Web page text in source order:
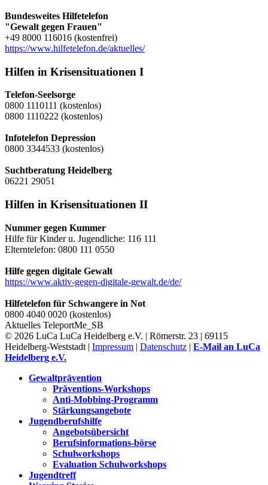
Bundesweites Hilfetelefon
"Gewalt gegen Frauen"
+49 8000 116016 (kostenfrei)
https://www.hilfetelefon.de/aktuelles/
Hilfen in Krisensituationen I
Telefon-Seelsorge
0800 1110111 (kostenlos)
0800 1110222 (kostenlos)
Infotelefon Depression
0800 3344533 (kostenlos)
Suchtberatung Heidelberg
06221 29051
Hilfen in Krisensituationen II
Nummer gegen Kummer
Hilfe für Kinder u. Jugendliche: 116 111
Elterntelefon: 0800 111 0550
Hilfe gegen digitale Gewalt
https://www.aktiv-gegen-digitale-gewalt.de/de/
Hilfetelefon für Schwangere in Not
0800 4040 0020 (kostenlos)
Aktuelles TeleportMe_SB
© 2026 LuCa LuCa Heidelberg e.V. | Römerstr. 23 | 69115
Heidelberg-Weststadt | Impressum | Datenschutz | E-Mail an LuCa
Heidelberg e.V.
Gewaltprävention
Präventions-Workshops
Anti-Mobbing-Programm
Stärkungsangebote
Jugendberufshilfe
Angebotsübersicht
Berufsinformations-börse
Schulworkshops
Evaluation Schulworkshops
Jugendtreff